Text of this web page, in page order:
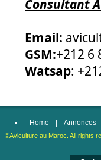
Consultant
Email:
GSM:+212 6
Watsap:
Home Annonces
©Aviculture au Maroc. All rights